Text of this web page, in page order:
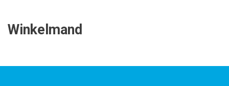
Winkelmand